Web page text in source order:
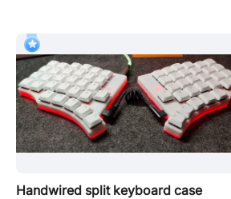
Handwired split keyboard case